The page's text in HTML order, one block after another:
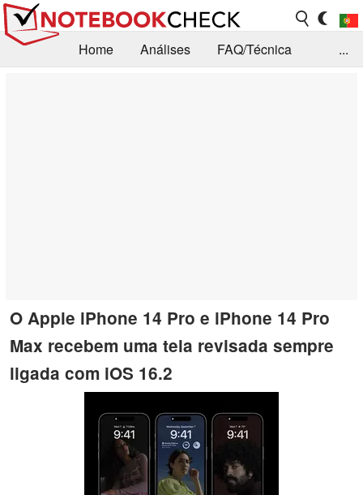
Home Análises
FAQ/Técnica
...
O Apple iPhone 14 Pro e iPhone 14 Pro
Max recebem uma tela revisada sempre
ligada com iOS 16.2